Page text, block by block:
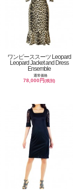
ワンピーススーツ Leopard
Leopard Jacket and Dress
Ensemble
通常価格
78,000円(税別)